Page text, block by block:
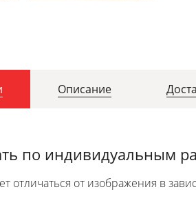
Описание
по индивидуальным
отличаться от изображения в